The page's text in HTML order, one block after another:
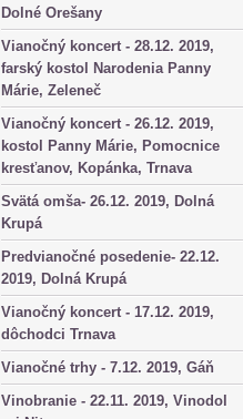
Dolné Orešany
Vianočný koncert - 28.12. 2019,
farský kostol Narodenia Panny
Márie, Zeleneč
Vianočný koncert - 26.12. 2019,
kostol Panny Márie, Pomocnice
kresťanov, Kopánka, Trnava
Svätá omša- 26.12. 2019, Dolná
Krupá
Predvianočné posedenie- 22.12.
2019, Dolná Krupá
Vianočný koncert - 17.12. 2019,
dôchodci Trnava
Vianočné trhy - 7.12. 2019, Gáň
Vinobranie - 22.11. 2019, Vinodol